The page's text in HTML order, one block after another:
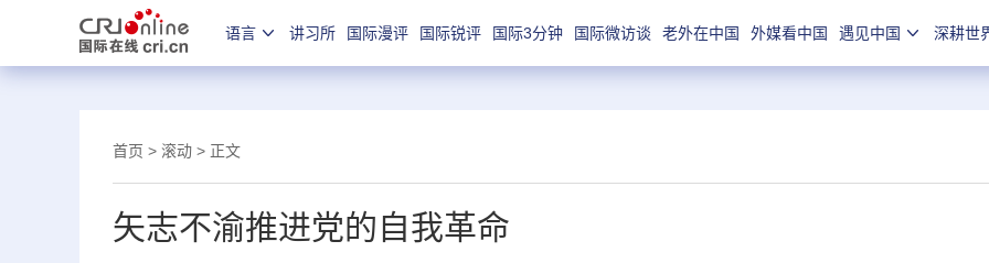
语言 讲习所 国际漫评 国际锐评 国际3分钟 国际微访谈 老外在中国 外媒看中国 遇见中国 深耕世
首页 > 滚动 > 正文
矢志不渝推进党的自我革命